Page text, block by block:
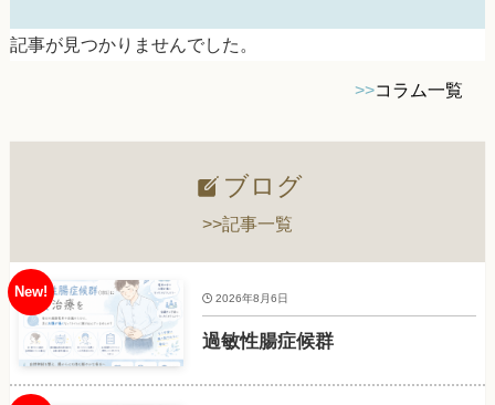
記事が見つかりませんでした。
>>コラム一覧
ブログ
>>記事一覧
過敏性腸症候群
2026年8月6日